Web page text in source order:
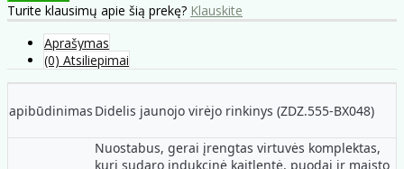
Turite klausimų apie šią prekę? Klauskite
Aprašymas
(0) Atsiliepimai
apibūdinimas Didelis jaunojo virėjo rinkinys (ZDZ.555-BX048)
Nuostabus, gerai įrengtas virtuvės komplektas,
kurį sudaro indukcinė kaitlentė, puodai ir maisto